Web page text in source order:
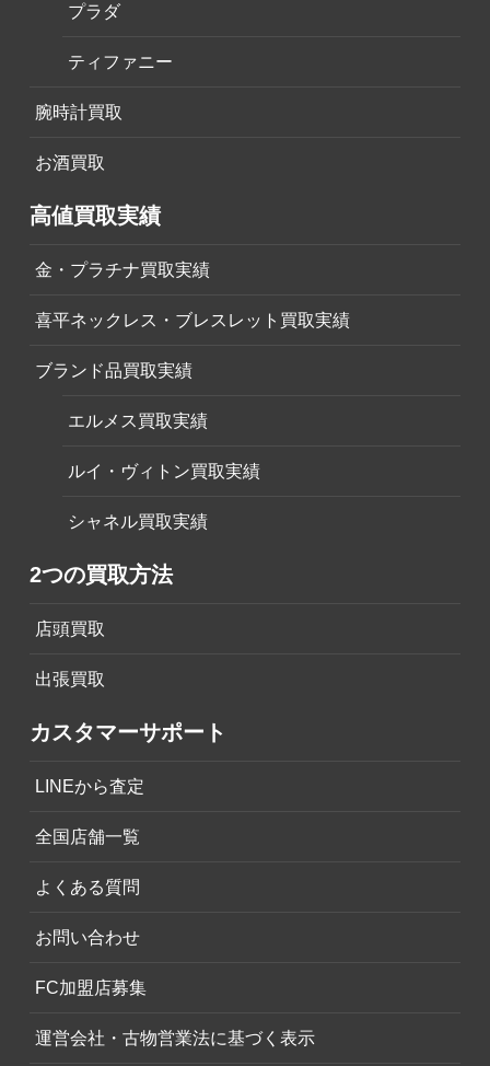
プラダ
ティファニー
腕時計買取
お酒買取
高値買取実績
金・プラチナ買取実績
喜平ネックレス・ブレスレット買取実績
ブランド品買取実績
エルメス買取実績
ルイ・ヴィトン買取実績
シャネル買取実績
2つの買取方法
店頭買取
出張買取
カスタマーサポート
LINEから査定
全国店舗一覧
よくある質問
お問い合わせ
FC加盟店募集
運営会社・古物営業法に基づく表示